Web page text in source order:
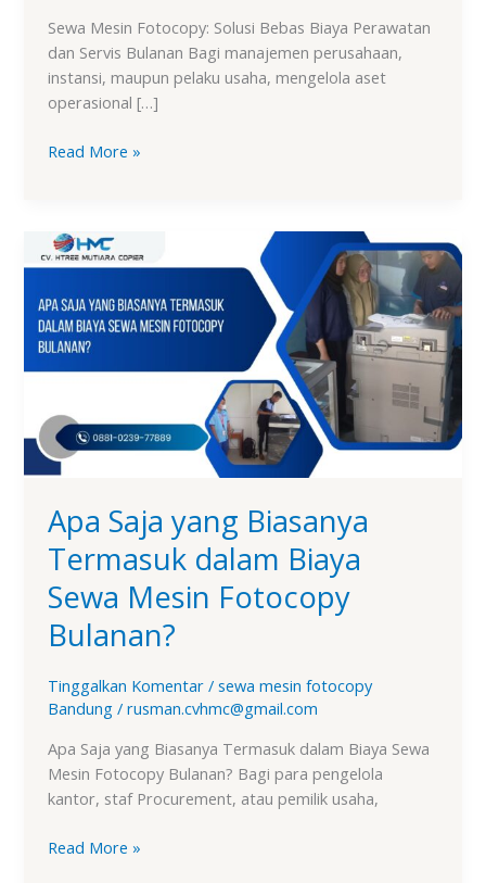
Sewa Mesin Fotocopy: Solusi Bebas Biaya Perawatan
dan Servis Bulanan Bagi manajemen perusahaan,
instansi, maupun pelaku usaha, mengelola aset
operasional […]
Read More »
Apa Saja yang Biasanya
Termasuk dalam Biaya
Sewa Mesin Fotocopy
Bulanan?
Tinggalkan Komentar /sewa mesin fotocopy
Bandung /rusman.cvhmc@gmail.com
Apa Saja yang Biasanya Termasuk dalam Biaya Sewa
Mesin Fotocopy Bulanan? Bagi para pengelola
kantor, staf Procurement, atau pemilik usaha,
Apa
Saja
yang
Biasanya
Termasuk
dalam
Sewa
Mesin
Fotocopy
Read More »